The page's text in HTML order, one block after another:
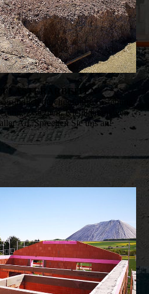
durch­geführte Erstellung
Zisternen, Kleinkläranlagen
Art. Sprechen Sie uns an!